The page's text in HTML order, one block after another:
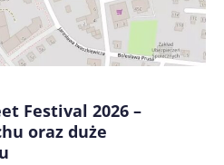
w tej przeglądarce podczas
Festival 2026 –
oraz duże